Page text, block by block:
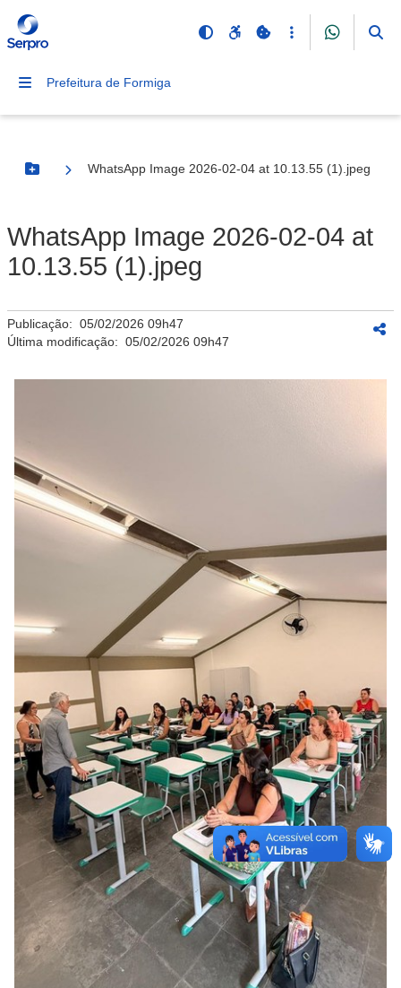
Prefeitura de Formiga
Botão Menu
WhatsApp Image 2026-02-04 at 10.13.55 (1).jpeg
WhatsApp Image 2026-02-04 at
10.13.55 (1).jpeg
Publicação: 05/02/2026 09h47
Última modificação: 05/02/2026 09h47